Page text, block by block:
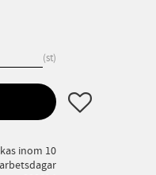
st
Lägg till i favoriter
inom 10
arbetsdagar